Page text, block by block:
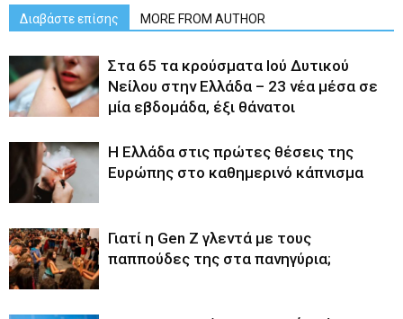
Διαβάστε επίσης MORE FROM AUTHOR
Στα 65 τα κρούσματα Ιού Δυτικού
Νείλου στην Ελλάδα – 23 νέα μέσα σε
μία εβδομάδα, έξι θάνατοι
Η Ελλάδα στις πρώτες θέσεις της
Ευρώπης στο καθημερινό κάπνισμα
Γιατί η Gen Z γλεντά με τους
παππούδες της στα πανηγύρια;